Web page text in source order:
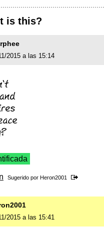
is this?
2015 a las 15:14
Sugerido por Heron2001
2015 a las 15:41